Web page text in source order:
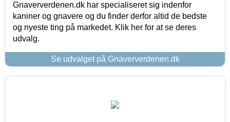
Gnaververdenen.dk har specialiseret sig indenfor
kaniner og gnavere og du finder derfor altid de bedste
og nyeste ting på markedet. Klik her for at se deres
udvalg.
Se udvalget på Gnaververdenen.dk